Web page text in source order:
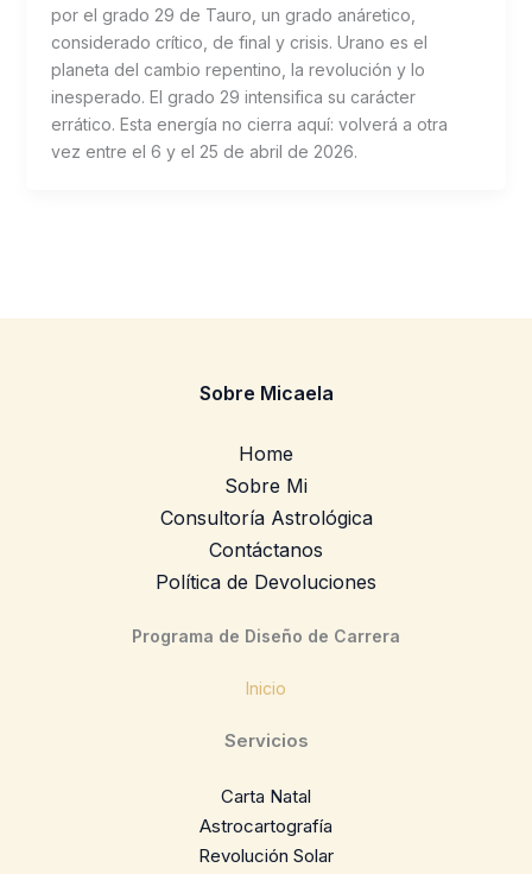
por el grado 29 de Tauro, un grado anáretico,
considerado crítico, de final y crisis. Urano es el
planeta del cambio repentino, la revolución y lo
inesperado. El grado 29 intensifica su carácter
errático. Esta energía no cierra aquí: volverá a otra
vez entre el 6 y el 25 de abril de 2026.
Sobre Micaela
Home
Sobre Mi
Consultoría Astrológica
Contáctanos
Política de Devoluciones
Programa de Diseño de Carrera
Inicio
Servicios
Carta Natal
Astrocartografía
Revolución Solar